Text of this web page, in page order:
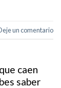
un comentario
caen
saber